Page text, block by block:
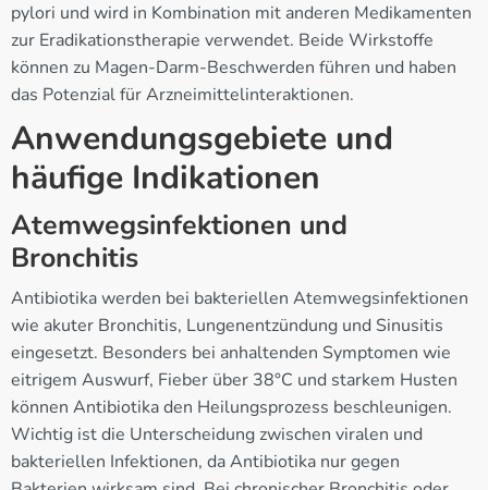
pylori und wird in Kombination mit anderen Medikamenten
zur Eradikationstherapie verwendet. Beide Wirkstoffe
können zu Magen-Darm-Beschwerden führen und haben
das Potenzial für Arzneimittelinteraktionen.
Anwendungsgebiete und
häufige Indikationen
Atemwegsinfektionen und
Bronchitis
Antibiotika werden bei bakteriellen Atemwegsinfektionen
wie akuter Bronchitis, Lungenentzündung und Sinusitis
eingesetzt. Besonders bei anhaltenden Symptomen wie
eitrigem Auswurf, Fieber über 38°C und starkem Husten
können Antibiotika den Heilungsprozess beschleunigen.
Wichtig ist die Unterscheidung zwischen viralen und
bakteriellen Infektionen, da Antibiotika nur gegen